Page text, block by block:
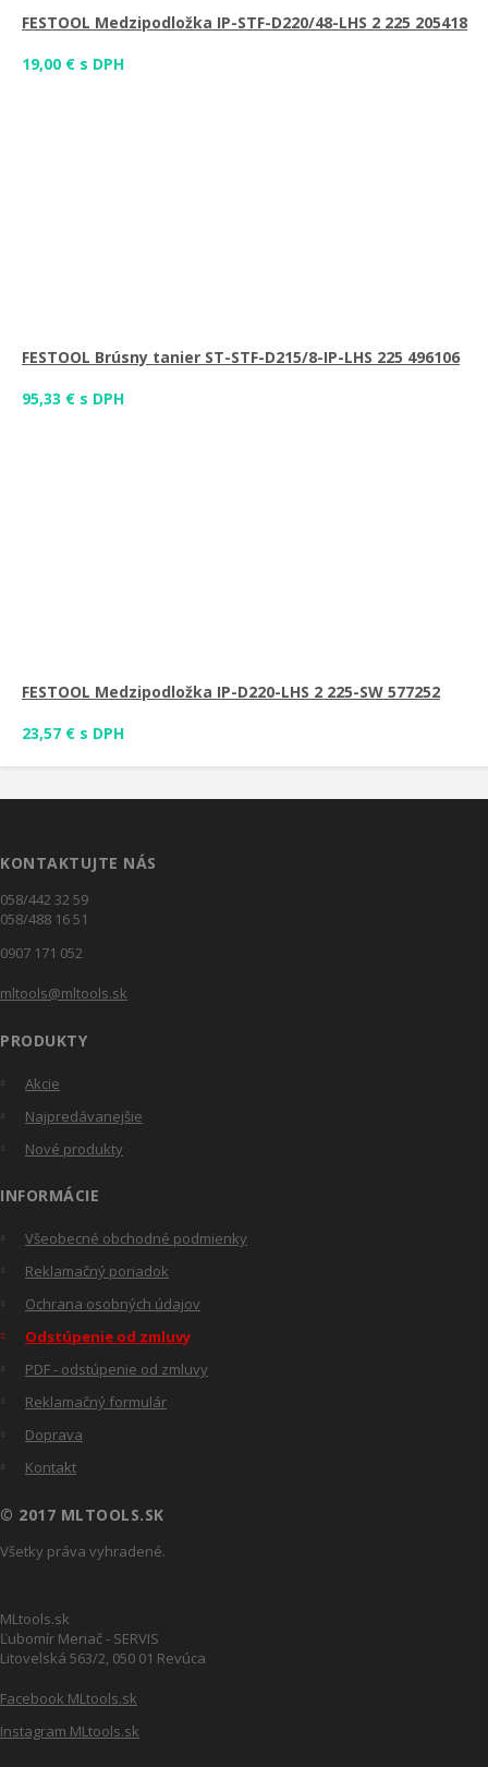
FESTOOL Medzipodložka IP-STF-D220/48-LHS 2 225 205418
19,00 € s DPH
FESTOOL Brúsny tanier ST-STF-D215/8-IP-LHS 225 496106
95,33 € s DPH
FESTOOL Medzipodložka IP-D220-LHS 2 225-SW 577252
23,57 € s DPH
KONTAKTUJTE NÁS
058/442 32 59
058/488 16 51
0907 171 052
mltools@mltools.sk
PRODUKTY
Akcie
Najpredávanejšie
Nové produkty
INFORMÁCIE
Všeobecné obchodné podmienky
Reklamačný poriadok
Ochrana osobných údajov
Odstúpenie od zmluvy
PDF - odstúpenie od zmluvy
Reklamačný formulár
Doprava
Kontakt
© 2017 MLTOOLS.SK
Všetky práva vyhradené.
MLtools.sk
Ľubomír Meriač - SERVIS
Litovelská 563/2, 050 01 Revúca
Facebook MLtools.sk
Instagram MLtools.sk